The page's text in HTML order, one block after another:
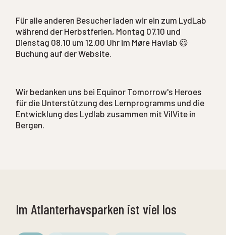
Für alle anderen Besucher laden wir ein zum LydLab
während der Herbstferien, Montag 07.10 und
Dienstag 08.10 um 12.00 Uhr im Møre Havlab 😃
Buchung auf der Website.
Wir bedanken uns bei Equinor Tomorrow's Heroes
für die Unterstützung des Lernprogramms und die
Entwicklung des Lydlab zusammen mit VilVite in
Bergen.
Im Atlanterhavsparken ist viel los